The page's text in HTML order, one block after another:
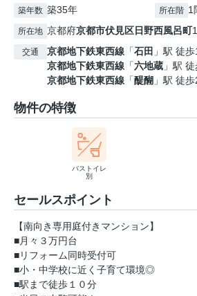
築年数 築35年 所在階 1
所在地 京都府京都市伏見区日野西風呂町
交通 京都地下鉄東西線 「石田 」駅 徒
京都地下鉄東西線 「六地蔵 」駅
京都地下鉄東西線 「醍醐 」駅 徒
物件の特徴
バストイレ
別
セールスポイント
【南向き専用庭付きマンション】
■月々３万円台
■リフォーム同時受付可
■小・中学校に近く子育て環境◎
■駅まで徒歩１０分